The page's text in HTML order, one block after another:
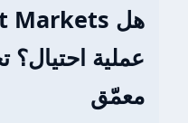
عملية احتيال؟
معمّق